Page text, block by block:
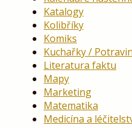
Katalogy
Kolibříky
Komiks
Kuchařky /
Literatura faktu
Mapy
Marketing
Matematika
Medicína a